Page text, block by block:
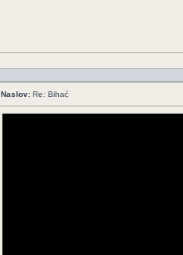
Naslov: Re: Bihać